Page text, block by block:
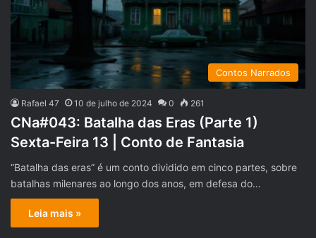
Contos Narrados
Rafael 47 10 de julho de 2024 0 261
CNa#043: Batalha das Eras (Parte 1)
Sexta-Feira 13 | Conto de Fantasia
“Batalha das eras” é um conto dividido em cinco partes, sobre
batalhas milenares ao longo dos anos, em defesa do…
Leia mais »